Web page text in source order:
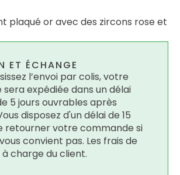
plaqué or avec des zircons rose et
ET ÉCHANGE
l’envoi par colis, votre
expédiée dans un délai
5 jours ouvrables après
disposez d'un délai de 15
retourner votre commande si
convient pas. Les frais de
charge du client.